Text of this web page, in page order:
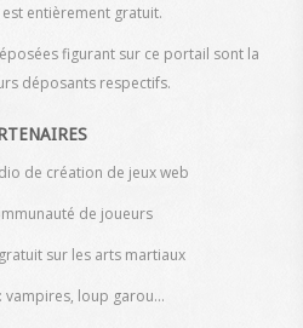
est entièrement gratuit.
figurant sur ce portail sont la
déposants respectifs.
de création de jeux web
de joueurs
sur les arts martiaux
: vampires, loup garou...